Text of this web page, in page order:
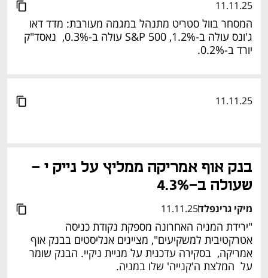
11.11.25
יורד ב-0.2%.
11.11.25
שעולה ב-4.3%
מיקי גרינפלד11.11.25
אטרקטיבית למשקיעים", מציינים אנליסטים בבנק אוף
אמריקה,  בסקירה עדכנית על מניית ניקיי. הבנק שומר
על  המלצת ה'קנייה' שלו במניה.